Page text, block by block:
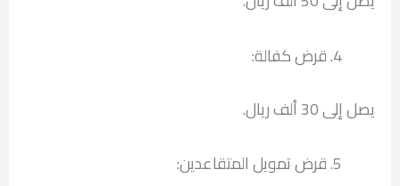
قرض كفالة:
يصل إلى 30 ألف ريال.
قرض تمويل المتقاعدين: